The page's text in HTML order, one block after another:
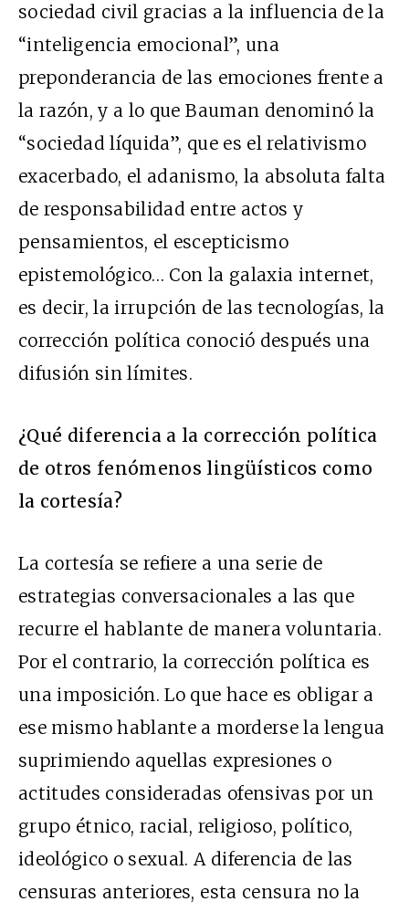
sociedad civil gracias a la influencia de la
“inteligencia emocional”, una
preponderancia de las emociones frente a
la razón, y a lo que Bauman denominó la
“sociedad líquida”, que es el relativismo
exacerbado, el adanismo, la absoluta falta
de responsabilidad entre actos y
pensamientos, el escepticismo
epistemológico… Con la galaxia internet,
es decir, la irrupción de las tecnologías, la
corrección política conoció después una
difusión sin límites.
¿Qué diferencia a la corrección política
de otros fenómenos lingüísticos como
la cortesía?
La cortesía se refiere a una serie de
estrategias conversacionales a las que
recurre el hablante de manera voluntaria.
Por el contrario, la corrección política es
una imposición. Lo que hace es obligar a
ese mismo hablante a morderse la lengua
suprimiendo aquellas expresiones o
actitudes consideradas ofensivas por un
grupo étnico, racial, religioso, político,
ideológico o sexual. A diferencia de las
censuras anteriores, esta censura no la